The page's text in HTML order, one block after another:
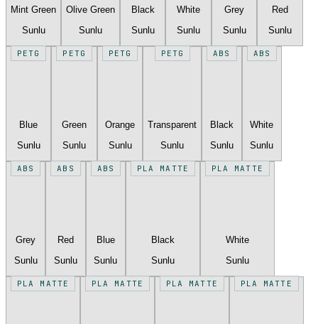
Mint Green
Sunlu
Olive Green
Sunlu
Black
Sunlu
White
Sunlu
Grey
Sunlu
Red
Sunlu
PETG
Blue
Sunlu
PETG
Green
Sunlu
PETG
Orange
Sunlu
PETG
Transparent
Sunlu
ABS
Black
Sunlu
ABS
White
Sunlu
ABS
Grey
Sunlu
ABS
Red
Sunlu
ABS
Blue
Sunlu
PLA MATTE
Black
Sunlu
PLA MATTE
White
Sunlu
PLA MATTE PLA MATTE PLA MATTE PLA MATTE